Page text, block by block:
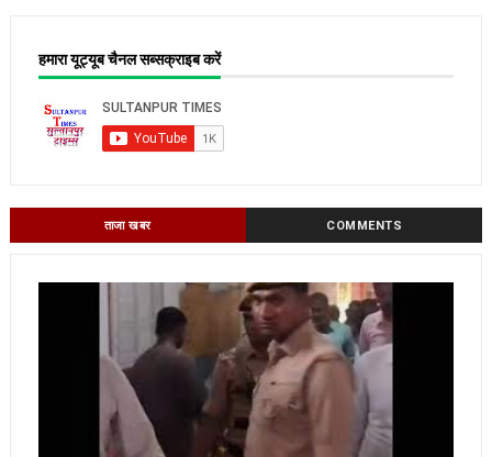
हमारा यूट्यूब चैनल सब्सक्राइब करें
ताजा खबर COMMENTS